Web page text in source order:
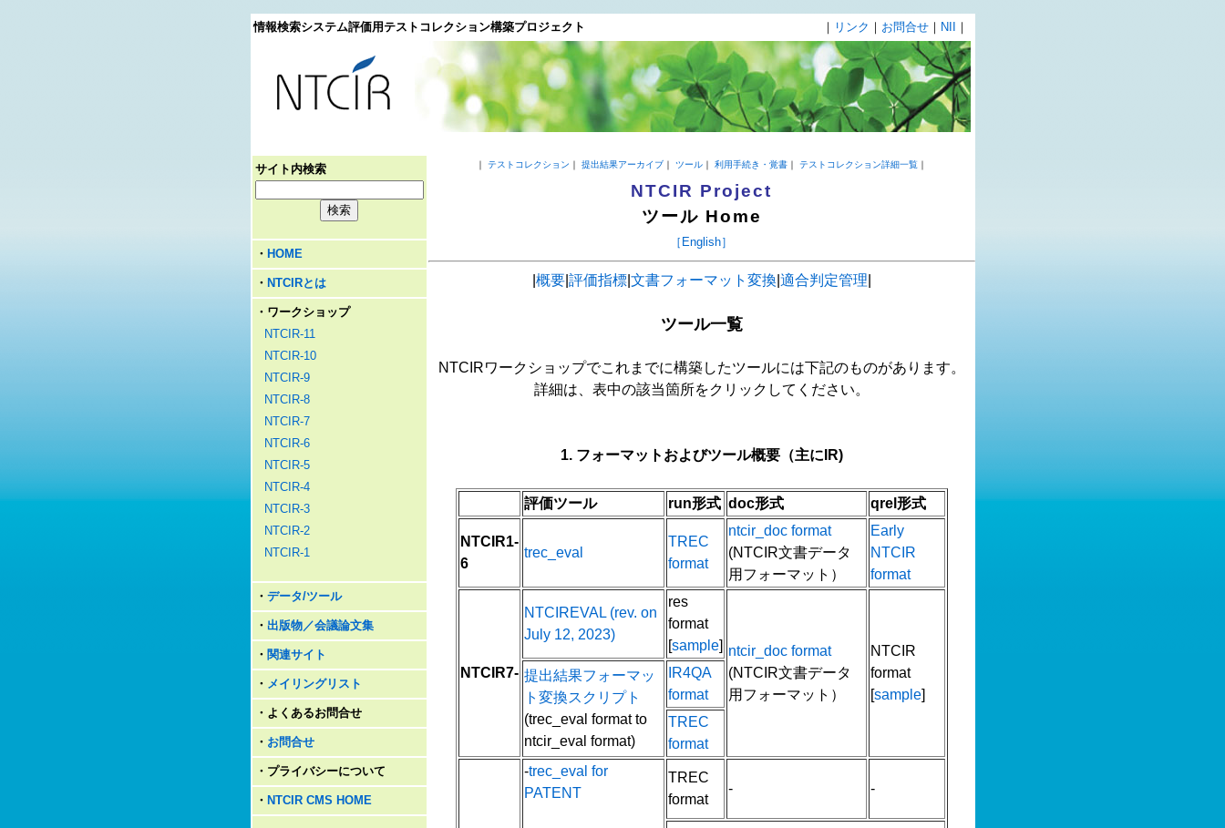
情報検索システム評価用テストコレクション構築プロジェクト ｜ リンク ｜ お問合せ｜ NII ｜
サイト内検索
・ HOME
・ NTCIRとは
・ワークショップ
NTCIR-11
NTCIR-10
NTCIR-9
NTCIR-8
NTCIR-7
NTCIR-6
NTCIR-5
NTCIR-4
NTCIR-3
NTCIR-2
NTCIR-1
・ データ/ツール
・ 出版物／会議論文集
・ 関連サイト
・ メイリングリスト
・ よくあるお問合せ
・ お問合せ
・ プライバシーについて
・ NTCIR CMS HOME
｜ テストコレクション ｜ 提出結果アーカイブ ｜ ツール ｜ 利用手続き・覚書 ｜ テストコレクション詳細一覧 ｜
NTCIR Project
ツール Home
［English］
概要| 評価指標| 文書フォーマット変換 適合判定管理
ツール一覧
NTCIRワークショップでこれまでに構築したツールには下記のものがあります。
詳細は、表中の該当箇所をクリックしてください。
1. フォーマットおよびツール概要（主にIR)
評価ツール run形式 doc形式 qrel形式
NTCIR1-
6
trec_eval
TREC
format
ntcir_doc format
(NTCIR文書データ
用フォーマット）
Early
NTCIR
format
NTCIR7-
NTCIREVAL (rev. on
July 12, 2023)
res
format
[sample] ntcir_doc format
(NTCIR文書データ
用フォーマット）
NTCIR
format
[sample]
提出結果フォーマッ
ト変換スクリプト
(trec_eval format to
ntcir_eval format)
IR4QA
format
TREC
format
-trec_eval for
PATENT
TREC
format
- -